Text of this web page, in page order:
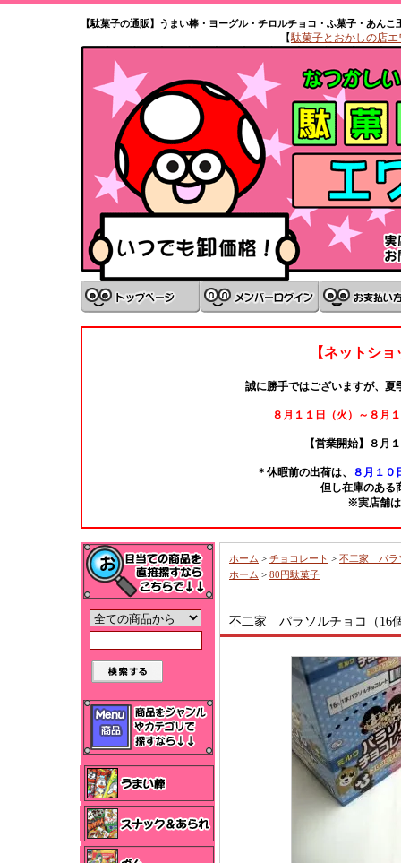
【駄菓子の通販】うまい棒・ヨーグル・チロルチョコ・ふ菓子・あん
【駄菓子とおかしの店エ
【ネットシ
誠に勝手ではございますが、夏
８月１１日（火）～８月
【営業開始】８月
＊休暇前の出荷は、
８月１０
但し在庫のある
※実店舗
ホーム > チョコレート > 不二家 パラ
ホーム > 80円駄菓子
不二家 パラソルチョコ（16